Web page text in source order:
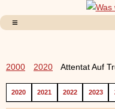
2000 2020 Attentat Auf
2020 2021 2022 2023